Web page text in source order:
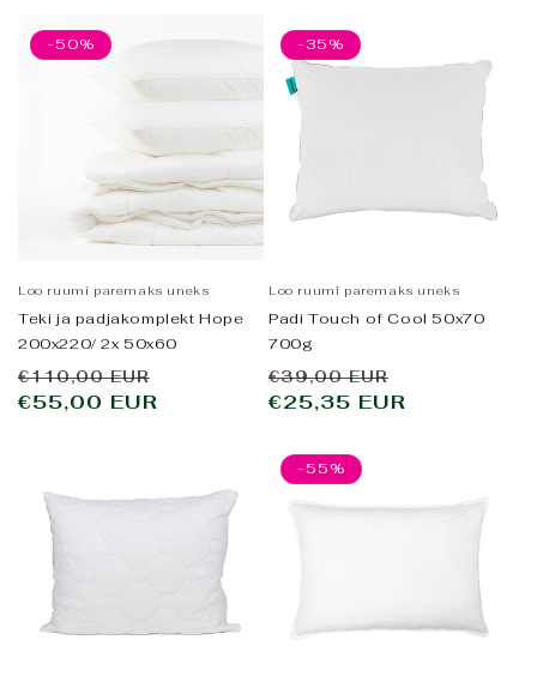
-50%
Loo ruumi paremaks uneks
Teki ja padjakomplekt Hope
200x220/ 2x 50x60
Tavahind
€110,00 EUR
Allahindluse
€55,00 EUR
-35%
Loo ruumi paremaks uneks
Padi Touch of Cool 50x70
700g
Tavahind
€39,00 EUR
hind
€25,35 EUR
-55%